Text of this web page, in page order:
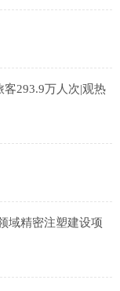
域精密注塑建设项